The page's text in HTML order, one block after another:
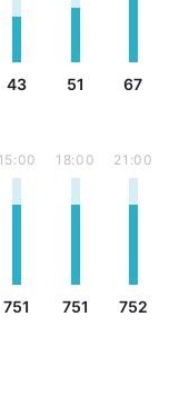
43 51 67
15:00
751
18:00
751
21:00
752